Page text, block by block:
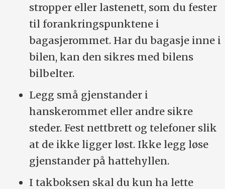
stropper eller lastenett, som du fester
til forankringspunktene i
bagasjerommet. Har du bagasje inne i
bilen, kan den sikres med bilens
bilbelter.
Legg små gjenstander i
hanskerommet eller andre sikre
steder. Fest nettbrett og telefoner slik
at de ikke ligger løst. Ikke legg løse
gjenstander på hattehyllen.
I takboksen skal du kun ha lette